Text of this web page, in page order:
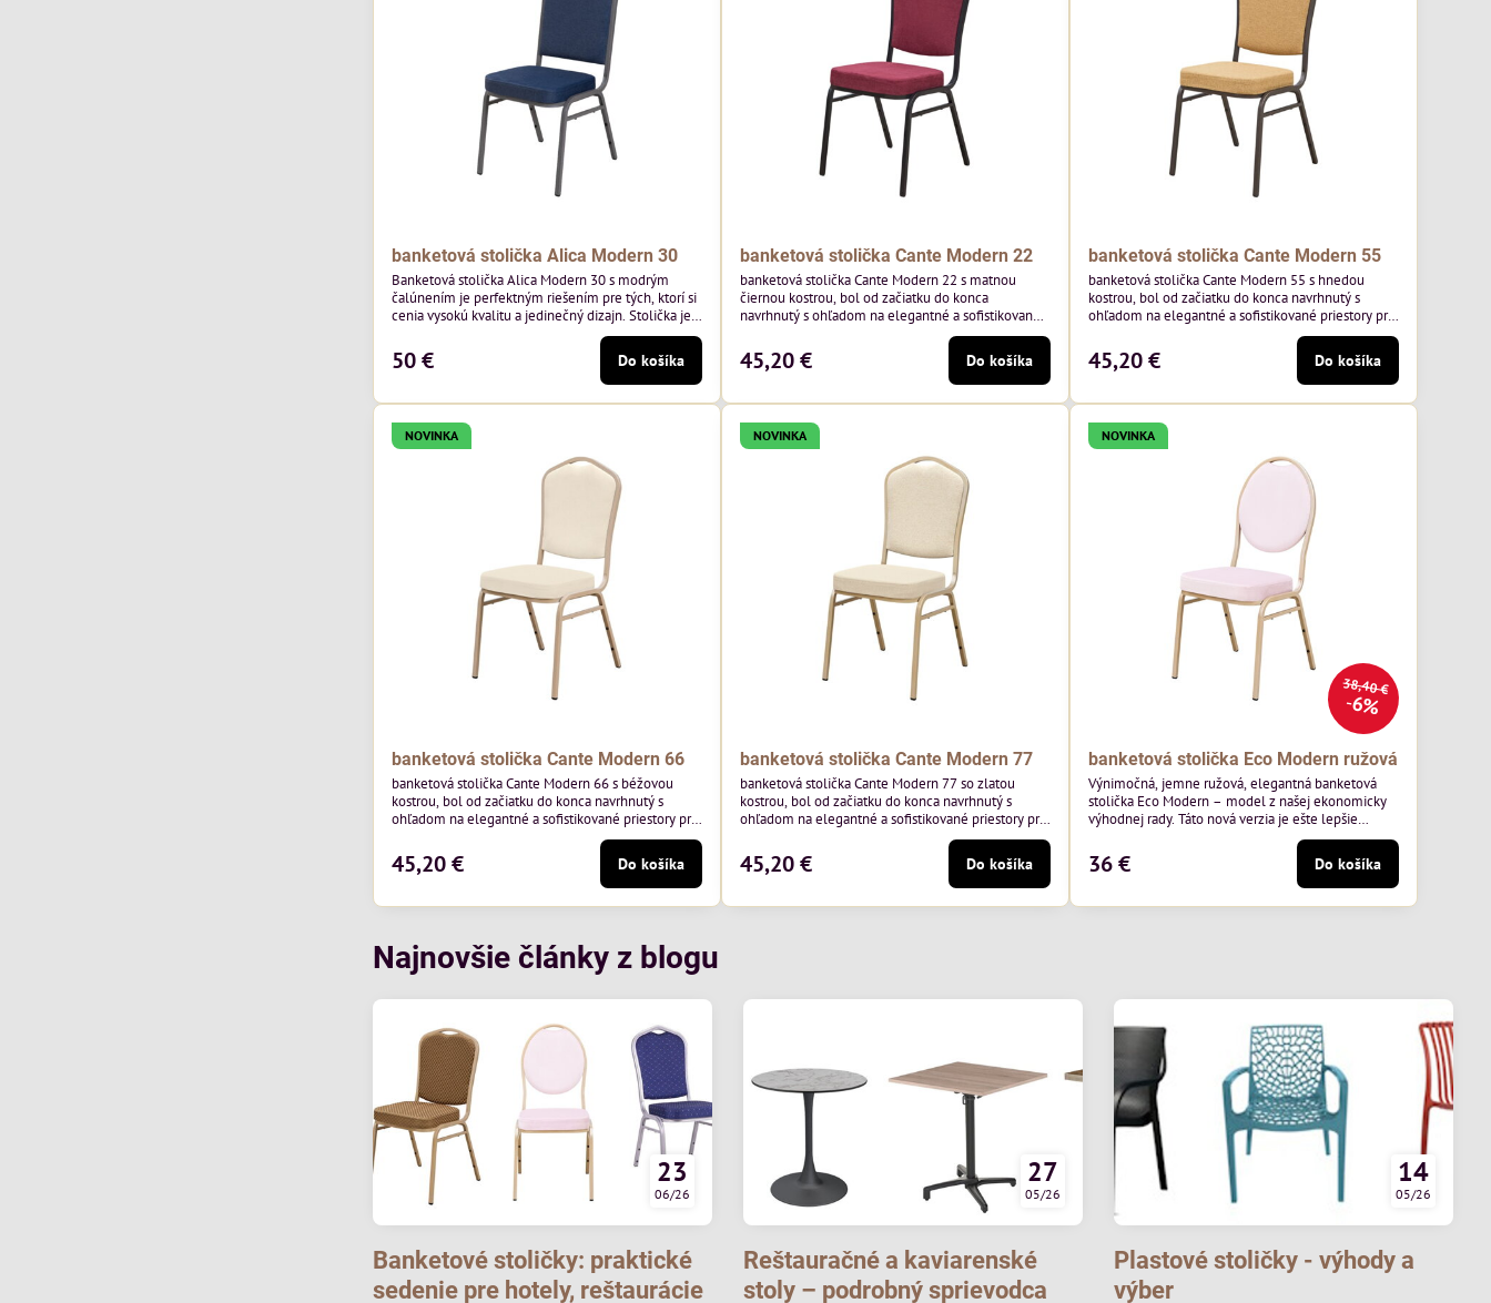
banketová stolička Alica Modern 30
Banketová stolička Alica Modern 30 s modrým
čalúnením je perfektným riešením pre tých, ktorí si
cenia vysokú kvalitu a jedinečný dizajn. Stolička je
výnimočná použitím vysoko kvalitného modrého
zamatového čalúnenia od poľského výrobcu Davis
ktorého látka má hmotnosť 390 g/m², čo zaručuje
50 € Do košíka
banketová stolička Cante Modern 22
banketová stolička Cante Modern 22 s matnou
čiernou kostrou, bol od začiatku do konca
navrhnutý s ohľadom na elegantné a sofistikované
priestory pre pohostinstvá. Má matný čierny rám a
bordová zamatové čalúnenie Soro 68 od poľskej
značky Davis – bordový odtieň s mäkkým
zamatovým povrchom. Stolička kombinuje klasický
dizajn s modernou funkčnosťou. Je odolná,
pohodlná a pripravená na každodenné...
45,20 € Do košíka
banketová stolička Cante Modern 55
banketová stolička Cante Modern 55 s hnedou
kostrou, bol od začiatku do konca navrhnutý s
ohľadom na elegantné a sofistikované priestory pre
pohostinstvá. Má hnedý rám a medovo tónované
čalúnenie Moss 48 od poľskej značky Davis –
medový odtieň s mäkkým povrchom - je ideálna do
svetlých priestorov. Stolička kombinuje klasický
dizajn s modernou funkčnosťou. Je odolná,
pohodlná a pripravená na...
45,20 € Do košíka
NOVINKA
banketová stolička Cante Modern 66
banketová stolička Cante Modern 66 s béžovou
kostrou, bol od začiatku do konca navrhnutý s
ohľadom na elegantné a sofistikované priestory pre
pohostinstvá. Má béžový rám a čalúnenie Soro 02
od poľskej značky Davis – béžová farba s mäkkým
povrchom je ideálna do svetlých priestorov.
Stolička kombinuje klasický dizajn s modernou
funkčnosťou. Je odolná, pohodlná a pripravená na
45,20 € Do košíka
NOVINKA
banketová stolička Cante Modern 77
banketová stolička Cante Modern 77 so zlatou
kostrou, bol od začiatku do konca navrhnutý s
ohľadom na elegantné a sofistikované priestory pre
pohostinstvá. Má zlatý rám a čalúnenie Moss 07 od
poľskej značky Davis – béžová farba s mäkkým
povrchom je ideálna do svetlých priestorov.
Stolička kombinuje klasický dizajn s modernou
funkčnosťou. Je odolná, pohodlná a pripravená na
45,20 € Do košíka
38,40 €
6%
NOVINKA
banketová stolička Eco Modern ružová
Výnimočná, jemne ružová, elegantná banketová
stolička Eco Modern – model z našej ekonomicky
výhodnej rady. Táto nová verzia je ešte lepšie
prispôsobená potrebám moderných pohostinských
priestorov, ako sú hotely a reštaurácie. Medzi jej
charakteristické znaky patrí zamatové ružové
čalúnenie s gramážou 210 g/m2, odolný oceľový
rám, stohovateľný až 19 kusov a stolička unesie až
36 € Do košíka
Najnovšie články z blogu
23
06/26
Banketové stoličky: praktické
sedenie pre hotely, reštaurácie
27
05/26
Reštauračné a kaviarenské
stoly – podrobný sprievodca
14
05/26
Plastové stoličky - výhody a
výber